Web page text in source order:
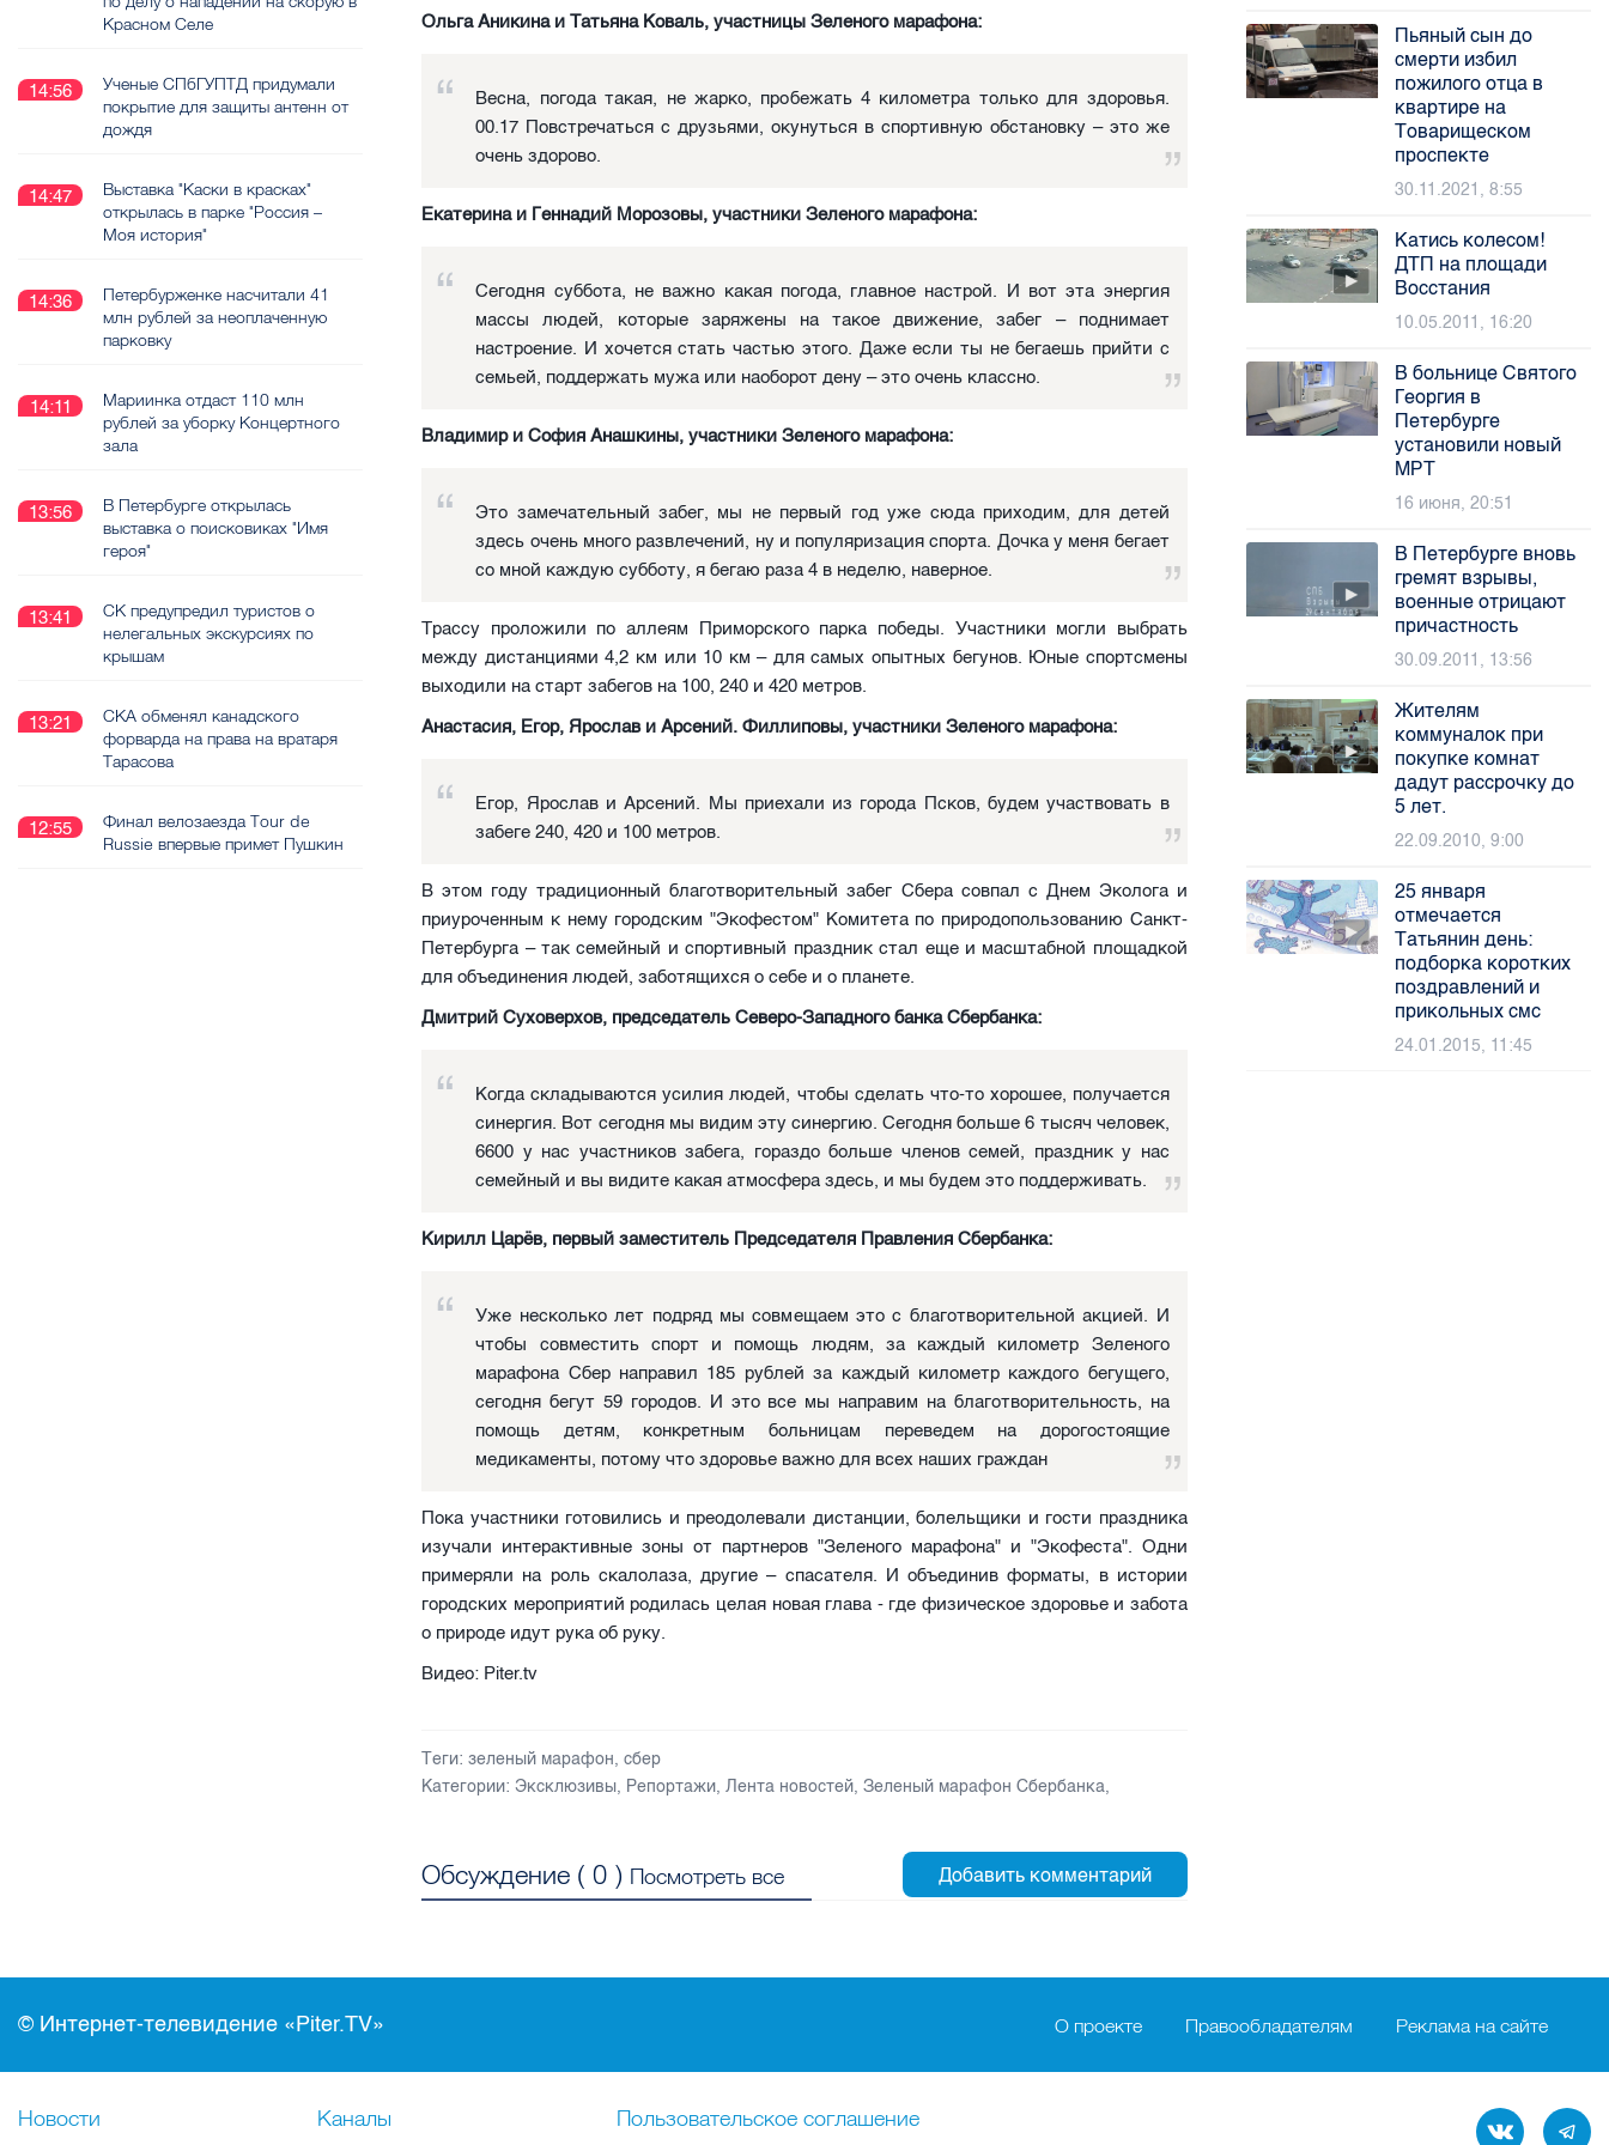
Ольга Аникина и Татьяна Коваль, участницы Зеленого марафона:
Весна, погода такая, не жарко, пробежать 4 километра только для здоровья.
00.17 Повстречаться с друзьями, окунуться в спортивную обстановку – это же
очень здорово.
Екатерина и Геннадий Морозовы, участники Зеленого марафона:
Сегодня суббота, не важно какая погода, главное настрой. И вот эта энергия
массы людей, которые заряжены на такое движение, забег – поднимает
настроение. И хочется стать частью этого. Даже если ты не бегаешь прийти с
семьей, поддержать мужа или наоборот дену – это очень классно.
Владимир и София Анашкины, участники Зеленого марафона:
Это замечательный забег, мы не первый год уже сюда приходим, для детей
здесь очень много развлечений, ну и популяризация спорта. Дочка у меня бегает
со мной каждую субботу, я бегаю раза 4 в неделю, наверное.
Трассу проложили по аллеям Приморского парка победы. Участники могли выбрать
между дистанциями 4,2 км или 10 км – для самых опытных бегунов. Юные спортсмены
выходили на старт забегов на 100, 240 и 420 метров.
Анастасия, Егор, Ярослав и Арсений. Филлиповы, участники Зеленого марафона:
Егор, Ярослав и Арсений. Мы приехали из города Псков, будем участвовать в
забеге 240, 420 и 100 метров.
В этом году традиционный благотворительный забег Сбера совпал с Днем Эколога и
приуроченным к нему городским "Экофестом" Комитета по природопользованию Санкт-
Петербурга – так семейный и спортивный праздник стал еще и масштабной площадкой
для объединения людей, заботящихся о себе и о планете.
Дмитрий Суховерхов, председатель Северо-Западного банка Сбербанка:
Когда складываются усилия людей, чтобы сделать что-то хорошее, получается
синергия. Вот сегодня мы видим эту синергию. Сегодня больше 6 тысяч человек,
6600 у нас участников забега, гораздо больше членов семей, праздник у нас
семейный и вы видите какая атмосфера здесь, и мы будем это поддерживать.
Кирилл Царёв, первый заместитель Председателя Правления Сбербанка:
Уже несколько лет подряд мы совмещаем это с благотворительной акцией. И
чтобы совместить спорт и помощь людям, за каждый километр Зеленого
марафона Сбер направил 185 рублей за каждый километр каждого бегущего,
сегодня бегут 59 городов. И это все мы направим на благотворительность, на
помощь детям, конкретным больницам переведем на дорогостоящие
медикаменты, потому что здоровье важно для всех наших граждан
Пока участники готовились и преодолевали дистанции, болельщики и гости праздника
изучали интерактивные зоны от партнеров "Зеленого марафона" и "Экофеста". Одни
примеряли на роль скалолаза, другие – спасателя. И объединив форматы, в истории
городских мероприятий родилась целая новая глава - где физическое здоровье и забота
о природе идут рука об руку.
Видео: Piter.tv
Теги: зеленый марафон,сбер
Категории: Эксклюзивы, Репортажи,Лента новостей,Зеленый марафон Сбербанка,
Обсуждение (0 ) Посмотреть все
Красном Селе
14:56
Ученые СПбГУПТД придумали
покрытие для защиты антенн от
дождя
14:47
Выставка "Каски в красках"
открылась в парке "Россия –
Моя история"
14:36
Петербурженке насчитали 41
млн рублей за неоплаченную
парковку
14:11
Мариинка отдаст 110 млн
рублей за уборку Концертного
зала
13:56
В Петербурге открылась
выставка о поисковиках "Имя
героя"
13:41
СК предупредил туристов о
нелегальных экскурсиях по
крышам
13:21
СКА обменял канадского
форварда на права на вратаря
Тарасова
12:55
Финал велозаезда Tour de
Russie впервые примет Пушкин
Пьяный сын до
смерти избил
пожилого отца в
квартире на
Товарищеском
проспекте
30.11.2021, 8:55
Катись колесом!
ДТП на площади
Восстания
10.05.2011, 16:20
В больнице Святого
Георгия в
Петербурге
установили новый
МРТ
16 июня, 20:51
В Петербурге вновь
гремят взрывы,
военные отрицают
причастность
30.09.2011, 13:56
Жителям
коммуналок при
покупке комнат
дадут рассрочку до
5 лет.
22.09.2010, 9:00
25 января
отмечается
Татьянин день:
подборка коротких
поздравлений и
прикольных смс
24.01.2015, 11:45
© Интернет-телевидение «Piter.TV» О проекте Правообладателям Реклама на сайте
Новости
Каналы
Пользовательское соглашение